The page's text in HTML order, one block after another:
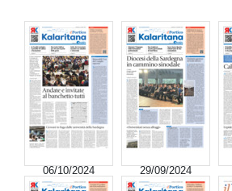
06/10/2024 29/09/2024